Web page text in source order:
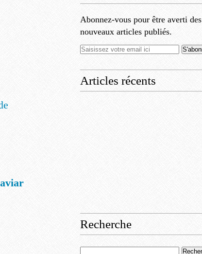
Abonnez-vous pour être averti des
nouveaux articles publiés.
Articles récents
Recherche